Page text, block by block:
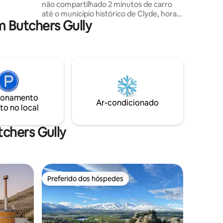
não compartilhado 2 minutos de carro
até o município histórico de Clyde, horas
de carro até Queenstown/ Wanaka.
Perto da trilha ferroviária Central Otago,
chuveiro e 1 quarto apenas por entradas
externas. Todos os quartos são
aquecidos no inverno $ 97 para 2
hóspedes e $ 30 extras Café da manhã
Butchers Gully
no local
Ar-condicionado
Gully
hóspedes Preferido dos hóspedes
Preferido dos hóspedes